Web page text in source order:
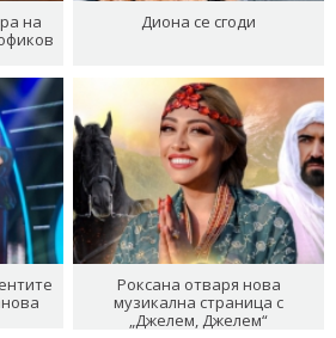
на
Диона се сгоди
Роксана отваря нова
музикална страница с
„Джелем, Джелем“